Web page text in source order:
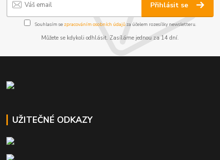
Přihlásit se
Souhlasím se zpracováním osobních údajůza účelem rozesílky newsletteru.
Můžete se kdykoli odhlásit. Zasíláme jednou za 14 dní.
UŽITEČNÉ ODKAZY